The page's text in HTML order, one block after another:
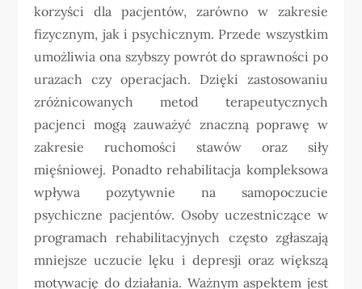
korzyści dla pacjentów, zarówno w zakresie
fizycznym, jak i psychicznym. Przede wszystkim
umożliwia ona szybszy powrót do sprawności po
urazach czy operacjach. Dzięki zastosowaniu
zróżnicowanych metod terapeutycznych
pacjenci mogą zauważyć znaczną poprawę w
zakresie ruchomości stawów oraz siły
mięśniowej. Ponadto rehabilitacja kompleksowa
wpływa pozytywnie na samopoczucie
psychiczne pacjentów. Osoby uczestniczące w
programach rehabilitacyjnych często zgłaszają
mniejsze uczucie lęku i depresji oraz większą
motywację do działania. Ważnym aspektem jest